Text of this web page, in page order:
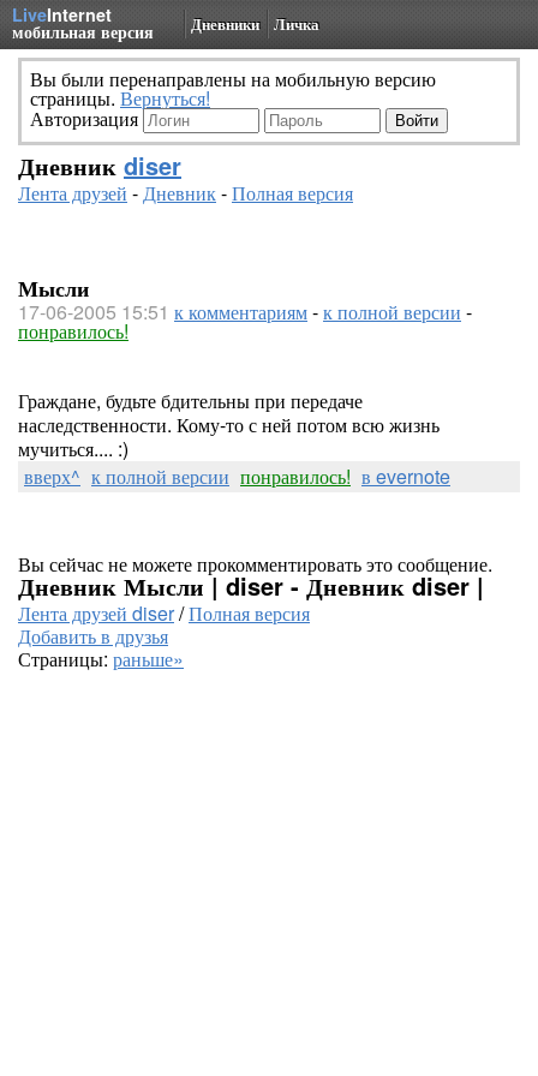
LiveInternet
мобильная версия Дневники Личка
Вы были перенаправлены на мобильную версию
страницы. Вернуться!
Авторизация
Дневник diser
Лента друзей -Дневник-Полная версия
Мысли
17-06-2005 15:51 к комментариям-к полной версии -
понравилось!
Граждане, будьте бдительны при передаче
наследственности. Кому-то с ней потом всю жизнь
мучиться.... :)
вверх^ к полной версии понравилось! в evernote
Вы сейчас не можете прокомментировать это сообщение.
Дневник Мысли | diser - Дневник diser |
Лента друзей diser/Полная версия
Добавить в друзья
Страницы: раньше»